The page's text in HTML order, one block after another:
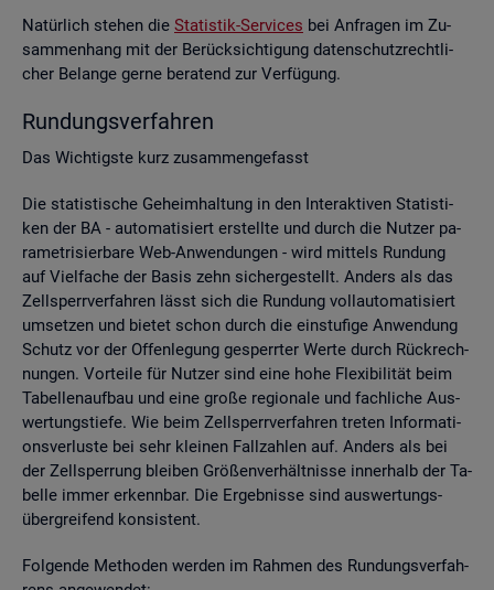
Na­tür­lich ste­hen die Sta­tis­tik-Ser­vices bei An­fra­gen im Zu­
sam­men­hang mit der Be­rück­sich­ti­gung da­ten­schutz­recht­li­
cher Be­lan­ge gerne be­ra­tend zur Ver­fü­gung.
Run­dungs­ver­fah­ren
Das Wich­tigs­te kurz zu­sam­men­ge­fasst
Die sta­tis­ti­sche Ge­heim­hal­tung in den In­ter­ak­ti­ven Sta­tis­ti­
ken der BA - au­to­ma­ti­siert er­stell­te und durch die Nut­zer pa­
ra­me­tri­sier­ba­re Web-An­wen­dun­gen - wird mit­tels Run­dung
auf Viel­fa­che der Basis zehn si­cher­ge­stellt. An­ders als das
Zell­sperr­ver­fah­ren lässt sich die Run­dung voll­au­to­ma­ti­siert
um­set­zen und bie­tet schon durch die ein­stu­fi­ge An­wen­dung
Schutz vor der Of­fen­le­gung ge­sperr­ter Werte durch Rück­rech­
nun­gen. Vor­tei­le für Nut­zer sind eine hohe Fle­xi­bi­li­tät beim
Ta­bel­len­auf­bau und eine große re­gio­na­le und fach­li­che Aus­
wer­tungs­tie­fe. Wie beim Zell­sperr­ver­fah­ren tre­ten In­for­ma­ti­
ons­ver­lus­te bei sehr klei­nen Fall­zah­len auf. An­ders als bei
der Zell­sper­rung blei­ben Grö­ßen­ver­hält­nis­se in­ner­halb der Ta­
bel­le immer er­kenn­bar. Die Er­geb­nis­se sind aus­wer­tungs­
über­grei­fend kon­sis­tent.
Fol­gen­de Me­tho­den wer­den im Rah­men des Run­dungs­ver­fah­